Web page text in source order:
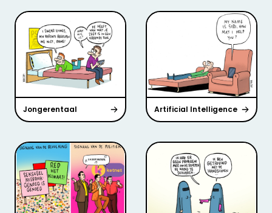
Jongerentaal Artificial Intelligence